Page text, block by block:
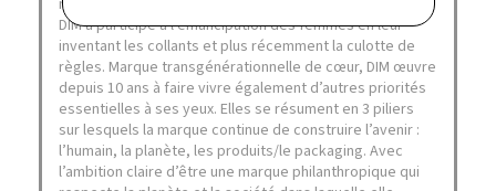
mouvement et de style. Fidèle à ses valeurs originelles,
DIM a participé à l’émancipation des femmes en leur
inventant les collants et plus récemment la culotte de
règles. Marque transgénérationnelle de cœur, DIM œuvre
depuis 10 ans à faire vivre également d’autres priorités
essentielles à ses yeux. Elles se résument en 3 piliers
sur lesquels la marque continue de construire l’avenir :
l’humain, la planète, les produits/le packaging. Avec
l’ambition claire d’être une marque philanthropique qui